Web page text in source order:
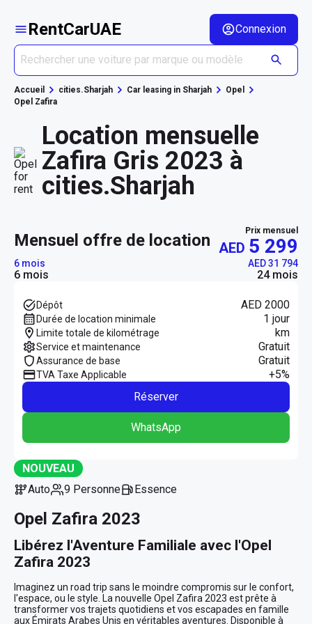
RentCarUAE Connexion
Accueil cities.Sharjah Car leasing in Sharjah
Opel
Opel Zafira
Location mensuelle
Zafira Gris 2023 à
cities.Sharjah
mensuel offre de location Prix mensuel
AED 5 299
6 mois AED 31 794
6 mois 24 mois
Dépôt AED 2000
Durée de location minimale 1 jour
Limite totale de kilométrage km
Service et maintenance Gratuit
Assurance de base Gratuit
TVA Taxe Applicable
+5%
Réserver
WhatsApp
NOUVEAU
Auto
9 Personne Essence
Opel Zafira 2023
Libérez l'Aventure Familiale avec l'Opel
Zafira 2023
Imaginez un road trip sans le moindre compromis sur le confort,
l'espace, ou le style. La nouvelle Opel Zafira 2023 est prête à
transformer vos trajets quotidiens et vos escapades en famille
aux Émirats Arabes Unis en véritables aventures. Disponible à